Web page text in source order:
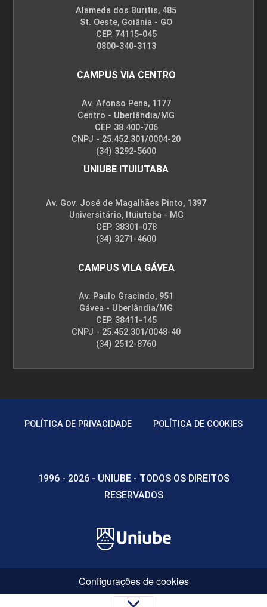
Alameda dos Buritis, 485
St. Oeste, Goiânia - GO
CEP. 74115-045
0800-340-3113
CAMPUS VIA CENTRO
Av. Afonso Pena, 1177
Centro - Uberlândia/MG
CEP. 38.400-706
CNPJ - 25.452.301/0004-20
(34) 3292-5600
UNIUBE ITUIUTABA
Av. Gov. José de Magalhães Pinto, 1397
Universitário, Ituiutaba - MG
CEP. 38301-078
(34) 3271-4600
CAMPUS VILA GÁVEA
Av. Paulo Gracindo, 951
Gávea - Uberlândia/MG
CEP. 38411-145
CNPJ - 25.452.301/0048-40
(34) 2512-8760
POLÍTICA DE PRIVACIDADE POLÍTICA DE COOKIES
1996 - 2026 - UNIUBE - TODOS OS DIREITOS
RESERVADOS
Configurações de cookies